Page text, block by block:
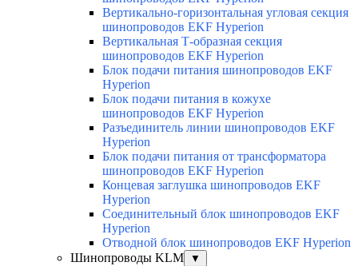
Вертикально-горизонтальная угловая секция
шинопроводов EKF Hyperion
Вертикальная Т-образная секция
шинопроводов EKF Hyperion
Блок подачи питания шинопроводов EKF
Hyperion
Блок подачи питания в кожухе
шинопроводов EKF Hyperion
Разъединитель линии шинопроводов EKF
Hyperion
Блок подачи питания от трансформатора
шинопроводов EKF Hyperion
Концевая заглушка шинопроводов EKF
Hyperion
Соединительный блок шинопроводов EKF
Hyperion
Отводной блок шинопроводов EKF Hyperion
Шинопроводы KLM
▼